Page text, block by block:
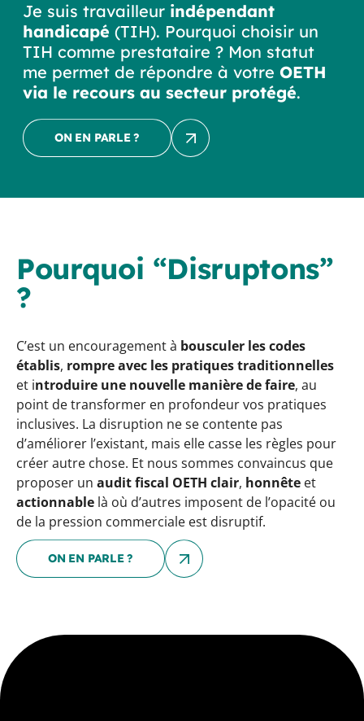
Je suis travailleur indépendant
handicapé (TIH). Pourquoi choisir un
TIH comme prestataire ? Mon statut
me permet de répondre à votre OETH
via le recours au secteur protégé.
ON EN PARLE ?
Pourquoi “Disruptons”
?
C’est un encouragement à bousculer les codes
établis, rompre avec les pratiques traditionnelles
et introduire une nouvelle manière de faire, au
point de transformer en profondeur vos pratiques
inclusives. La disruption ne se contente pas
d’améliorer l’existant, mais elle casse les règles pour
créer autre chose. Et nous sommes convaincus que
proposer un audit fiscal OETH clair, honnête et
actionnable là où d’autres imposent de l’opacité ou
de la pression commerciale est disruptif.
ON EN PARLE ?